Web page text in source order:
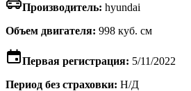
Производитель: hyundai
Объем двигателя: 998 куб. см
Первая регистрация: 5/11/2022
Период без страховки: Н/Д